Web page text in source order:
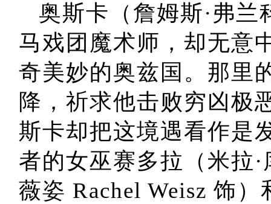
奥斯卡（詹姆斯·弗兰
马戏团魔术师，却无意
奇美妙的奥兹国。那里
降，祈求他击败穷凶极
斯卡却把这境遇看作是
者的女巫赛多拉（米拉
薇姿 Rachel Weisz 饰